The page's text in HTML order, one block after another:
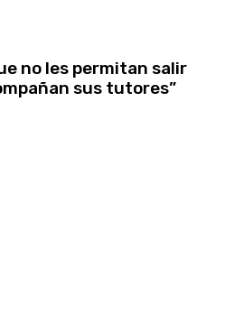
no les permitan salir
sus tutores”